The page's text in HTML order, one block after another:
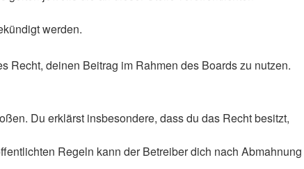
werden.
Recht, deinen Beitrag im Rahmen des Boards zu nutzen.
Du erklärst insbesondere, dass du das Recht besitzt,
Regeln kann der Betreiber dich nach Abmahnung